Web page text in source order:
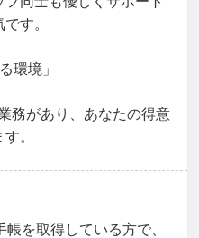
す。
環境」
務があり、あなたの得意
。
を取得している方で、